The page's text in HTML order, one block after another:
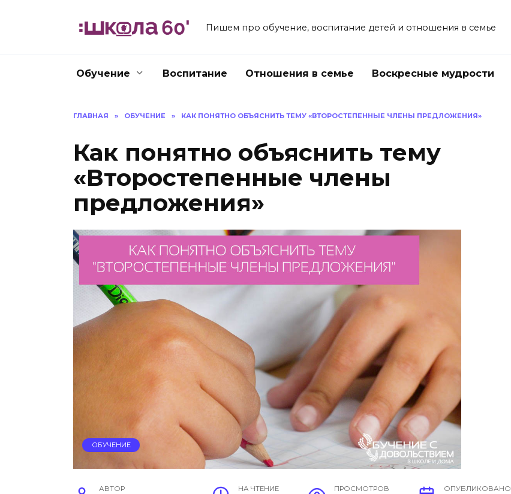
Пишем про обучение, воспитание детей и отношения в семье
Обучение Воспитание Отношения в семье Воскресные мудрости
ГЛАВНАЯ » ОБУЧЕНИЕ » КАК ПОНЯТНО ОБЪЯСНИТЬ ТЕМУ «ВТОРОСТЕПЕННЫЕ ЧЛЕНЫ ПРЕДЛОЖЕНИЯ»
Как понятно объяснить тему
«Второстепенные члены
предложения»
ОБУЧЕНИЕ
АВТОР НА ЧТЕНИЕ ПРОСМОТРОВ ОПУБЛИКОВАНО